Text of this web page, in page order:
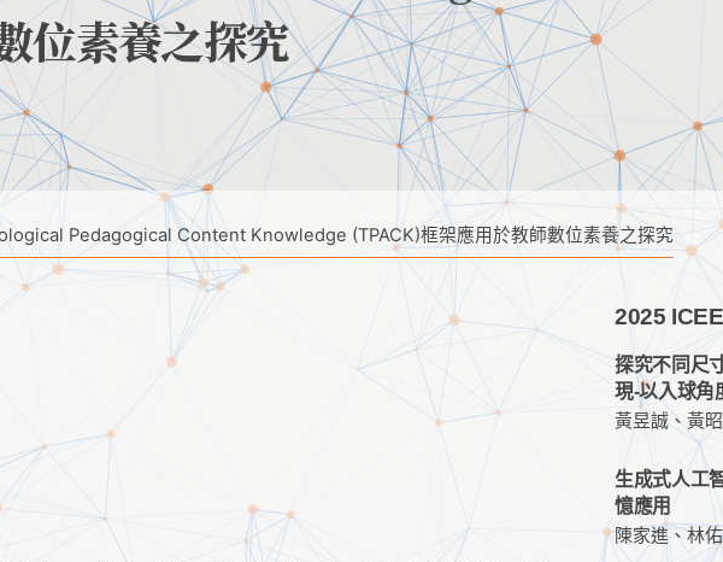
位素養之探究
Pedagogical Content Knowledge (TPACK)框架應用於教師數位素養之探究
2025
探究不同尺
現-以入球角
黃昱誠、黃
生成式人工
憶應用
陳家進、林